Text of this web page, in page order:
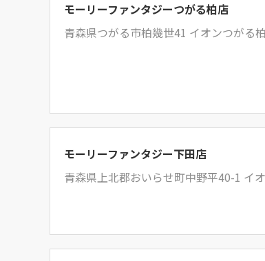
モーリーファンタジーつがる柏店
青森県つがる市柏幾世41 イオンつがる
モーリーファンタジー下田店
青森県上北郡おいらせ町中野平40-1 イ